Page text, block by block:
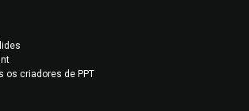
os criadores de PPT